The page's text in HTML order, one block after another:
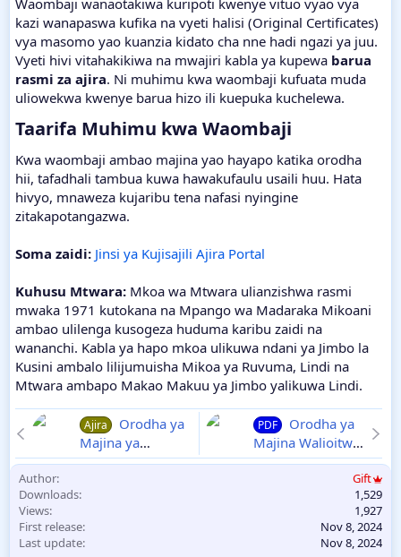
Waombaji wanaotakiwa kuripoti kwenye vituo vyao vya
kazi wanapaswa kufika na vyeti halisi (Original Certificates)
vya masomo yao kuanzia kidato cha nne hadi ngazi ya juu.
Vyeti hivi vitahakikiwa na mwajiri kabla ya kupewa barua
rasmi za ajira. Ni muhimu kwa waombaji kufuata muda
uliowekwa kwenye barua hizo ili kuepuka kuchelewa.
Taarifa Muhimu kwa Waombaji​
Kwa waombaji ambao majina yao hayapo katika orodha
hii, tafadhali tambua kuwa hawakufaulu usaili huu. Hata
hivyo, mnaweza kujaribu tena nafasi nyingine
zitakapotangazwa.
Soma zaidi: Jinsi ya Kujisajili Ajira Portal
Kuhusu Mtwara: Mkoa wa Mtwara ulianzishwa rasmi
mwaka 1971 kutokana na Mpango wa Madaraka Mikoani
ambao ulilenga kusogeza huduma karibu zaidi na
wananchi. Kabla ya hapo mkoa ulikuwa ndani ya Jimbo la
Kusini ambalo lilijumuisha Mikoa ya Ruvuma, Lindi na
Mtwara ambapo Makao Makuu ya Jimbo yalikuwa Lindi.
Ajira
Orodha ya
Majina ya
Walioitwa Kazini
Portal | Mkoa wa
Novemba 2024
PDF
Orodha ya
Majina Walioitwa
Kazini Utumishi
Author
Gift
Downloads
1,529
Views
1,927
First release
Nov 8, 2024
Last update
Nov 8, 2024